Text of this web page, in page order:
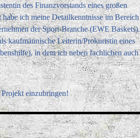
des Finanzvorstands eines großen
ich meine Detailkenntnisse im Bereich
der Sport-Branche (EWE Baskets).
kaufmännische Leiterin/Prokuristin eines
in dem ich neben fachlichen auch
einzubringen!